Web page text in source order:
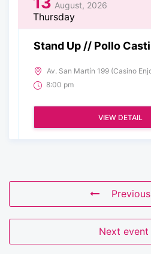
August, 2026
Thursday
Stand Up // Pollo
Av. San Martín 199 (Casino
8:00 pm
VIEW DETAIL
Next event